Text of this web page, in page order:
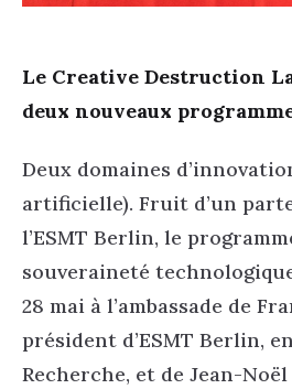
Le Creative Destruction
deux nouveaux
Deux domaines
artificielle). Fruit d’un
l’ESMT Berlin, le
souveraineté
28 mai à l’ambassade de
président d’ESMT Berlin,
Recherche, et de Jean-